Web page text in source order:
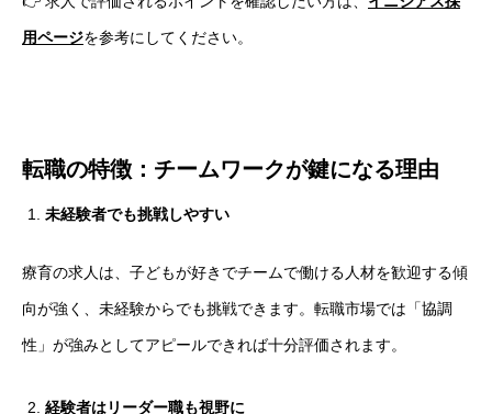
用ページを参考にしてください。
転職の特徴：チームワークが鍵になる理由
未経験者でも挑戦しやすい
療育の求人は、子どもが好きでチームで働ける人材を歓迎する傾
向が強く、未経験からでも挑戦できます。転職市場では「協調
性」が強みとしてアピールできれば十分評価されます。
経験者はリーダー職も視野に